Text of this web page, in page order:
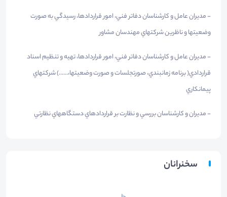
- مديران عامل و كارشناسان دفاتر فني، امور قراردادها، رسيدگي به صورت
وضعيتها و ناظرين شركتهاي مهندسان مشاور
- مديران عامل و كارشناسان دفاتر فني، امور قراردادها، تهيه و تنظيم اسناد
قراردادي( برنامه زمانبندي، صورتجلسات و صورت وضعيتها،......) شركتهاي
پيمانكاري
- مديران و كارشناسان بررسي و نظارت بر قراردادهاي دستگاههاي نظارتي
سخنرانان